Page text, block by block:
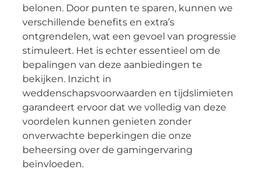
belonen. Door punten te sparen, kunnen we
verschillende benefits en extra’s
ontgrendelen, wat een gevoel van progressie
stimuleert. Het is echter essentieel om de
bepalingen van deze aanbiedingen te
bekijken. Inzicht in
weddenschapsvoorwaarden en tijdslimieten
garandeert ervoor dat we volledig van deze
voordelen kunnen genieten zonder
onverwachte beperkingen die onze
beheersing over de gamingervaring
beïnvloeden.